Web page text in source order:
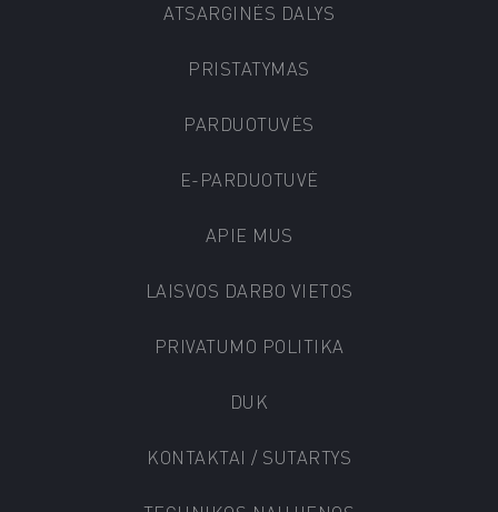
ATSARGINĖS DALYS
PRISTATYMAS
PARDUOTUVĖS
E-PARDUOTUVĖ
APIE MUS
LAISVOS DARBO VIETOS
PRIVATUMO POLITIKA
DUK
KONTAKTAI / SUTARTYS